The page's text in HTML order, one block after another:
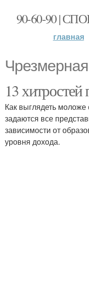
90-60-90 |
главная
13 хитростей
Как выглядеть
задаются все
зависимости от
уровня дохода.